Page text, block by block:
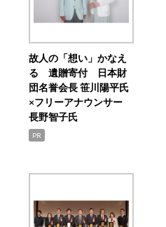
故人の「想い」かなえ
る 遺贈寄付 日本財
団名誉会長 笹川陽平氏
×フリーアナウンサー
長野智子氏
PR